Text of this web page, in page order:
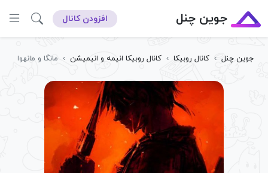
جوین چنل افزودن کانال
جوین چنل › کانال روبیکا › کانال روبیکا انیمه و انیمیشن › مانگا و مانهوا